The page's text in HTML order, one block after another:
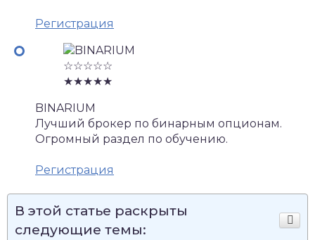
Регистрация
☆☆☆☆☆
★★★★★
BINARIUM
Лучший брокер по бинарным опционам.
Огромный раздел по обучению.
Регистрация
В этой статье раскрыты
следующие темы: